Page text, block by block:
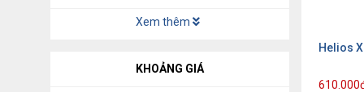
Xem thêm
KHOẢNG GIÁ
Helios